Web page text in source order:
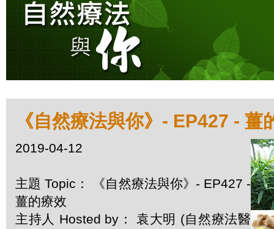
《自然療法與你》- EP427 - 薑
2019-04-12
主題 Topic： 《自然療法與你》- EP427 -
薑的療效
主持人 Hosted by： 袁大明 (自然療法醫